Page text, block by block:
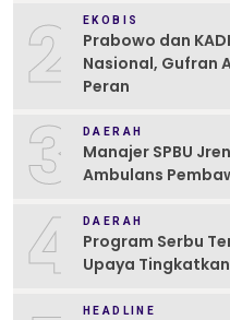
2 EKOBIS
Prabowo dan
Nasional, Gufran
Peran
3 DAERAH
Manajer SPBU
Ambulans
4 DAERAH
Program Serbu
Upaya
HEADLINE